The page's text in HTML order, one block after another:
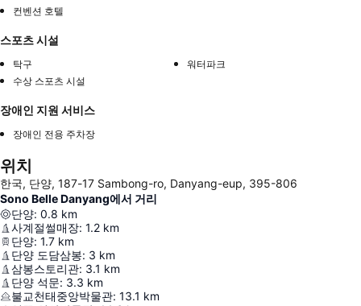
컨벤션 호텔
스포츠 시설
탁구
워터파크
수상 스포츠 시설
장애인 지원 서비스
장애인 전용 주차장
위치
한국, 단양, 187-17 Sambong-ro, Danyang-eup, 395-806
Sono Belle Danyang에서 거리
단양: 0.8 km
사계절썰매장: 1.2 km
단양: 1.7 km
단양 도담삼봉: 3 km
삼봉스토리관: 3.1 km
단양 석문: 3.3 km
불교천태중앙박물관: 13.1 km